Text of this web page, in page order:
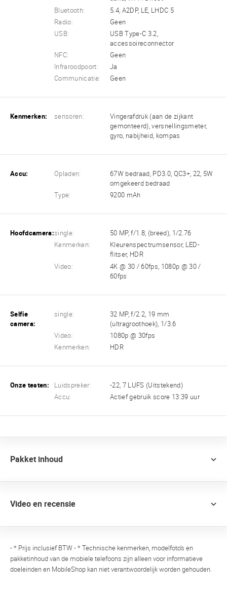
Bluetooth:
5.4, A2DP, LE, LHDC 5
Radio:
Geen
USB:
USB Type-C 3.2,
accessoireconnector
NFC:
Geen
Infraroodpoort:
Ja
Communicatie:
Geen
Kenmerken: sensoren:
Vingerafdruk (aan de zijkant
gemonteerd), versnellingsmeter,
gyro, nabijheid, kompas
Accu: Opladen:
67W bedraad, PD3.0, QC3+, 22, 5W
omgekeerd bedraad
Type:
9200 mAh
Hoofdcamera:single:
50 MP, f/1.8, (breed), 1/2.76
Kenmerken:
Kleurenspectrumsensor, LED-
flitser, HDR
Video:
4K @ 30 / 60fps, 1080p @ 30 /
60fps
Selfie
camera:
single:
32 MP, f/2.2, 19 mm
(ultragroothoek), 1/3.6
Video:
1080p @ 30fps
Kenmerken:
HDR
Onze testen: Luidspreker:
-22, 7 LUFS (Uitstekend)
Accu:
Actief gebruik score 13:39 uur
Pakket inhoud
Video en recensie
- * Prijs inclusief BTW - * Technische kenmerken, modelfoto's en
pakketinhoud van de mobiele telefoons zijn alleen voor informatieve
doeleinden en MobileShop kan niet verantwoordelijk worden gehouden.